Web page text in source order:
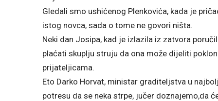
Gledali smo ushićenog Plenkovića, kada je
istog novca, sada o tome ne govori ništa.
Neki dan Josipa, kad je izlazila iz zatvora
plaćati skuplju struju da ona može dijeliti
prijateljicama.
Eto Darko Horvat, ministar graditeljstva u
potresu da se neka strpe, jučer doznajemo,da